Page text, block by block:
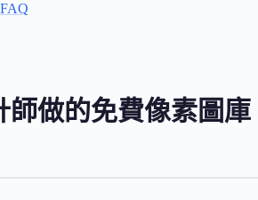
師做的免費像素圖庫